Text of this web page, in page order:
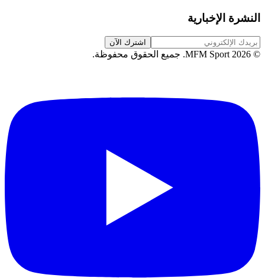
النشرة الإخبارية
اشترك الآن
©
2026 جميع الحقوق محفوظة.